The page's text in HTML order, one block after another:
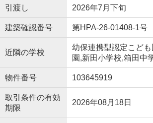
引渡し 2026年7月下旬
建築確認番号 第HPA-26-01408-1号
近隣の学校
幼保連携型認定こど
園,新田小学校,箱田中
物件番号 103645919
取引条件の有効
期限
2026年08月18日